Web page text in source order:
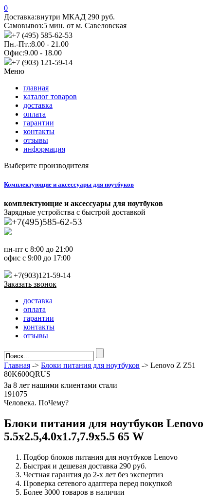
0
Доставка:внутри МКАД 290 руб.
Самовывоз:5 мин. от м. Савеловская
+7 (495) 585-62-53
Пн.-Пт.:8.00 - 21.00
Офис:9.00 - 18.00
+7 (903) 121-59-14
Меню
главная
каталог товаров
доставка
оплата
гарантии
контакты
отзывы
информация
Выберите производителя
Комплектующие и аксессуары для ноутбуков
комплектующие и аксессуары для ноутбуков
Зарядные устройства с быстрой доставкой
+7(495)585-62-53
пн-пт с 8:00 до 21:00
офис с 9:00 до 17:00
+7(903)121-59-14
Заказать звонок
доставка
оплата
гарантии
контакты
отзывы
Главная -> Блоки питания для ноутбуков -> Lenovo Z Z51
80K600QRUS
За 8 лет нашими клиентами стали
191075
Человека. ПоЧему?
Блоки питания для ноутбуков Lenovo
5.5x2.5,4.0x1.7,7.9x5.5 65 W
Подбор блоков питания для ноутбуков Lenovo
Быстрая и дешевая доставка 290 руб.
Честная гарантия до 2-х лет без экспертиз
Проверка сетевого адаптера перед покупкой
Более 3000 товаров в наличии